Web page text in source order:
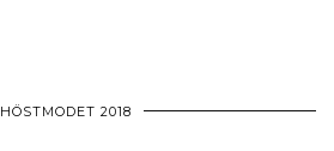
HÖSTMODET 2018